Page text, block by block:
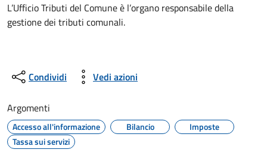
L’Ufficio Tributi del Comune è l’organo responsabile della
gestione dei tributi comunali.
Condividi Vedi azioni
Argomenti
Accesso all'informazione Bilancio
Imposte
Tassa sui servizi